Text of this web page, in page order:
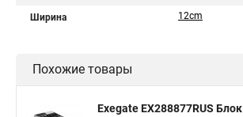
Ширина 12cm
Похожие товары
Exegate EX288877RUS Блок